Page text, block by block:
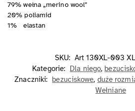
79% wełna „merino wool”
20% poliamid
1% elastan
SKU: Art 130XL-003
Kategorie: Dla niego,
Znaczniki: bezuciskowe, duże
Wełniane